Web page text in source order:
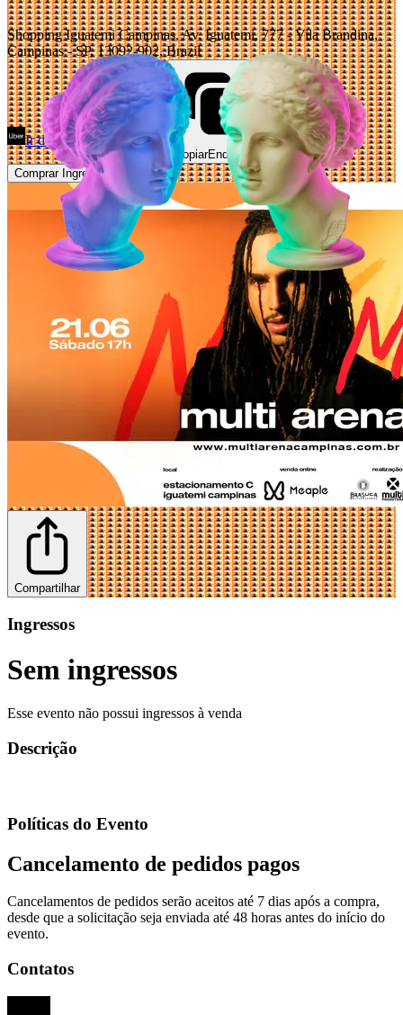
Shopping Iguatemi Campinas, Av. Iguatemi, 777 - Vila Brandina,
Campinas - SP, 13092-902, Brazil
Ir de Uber Abrir Maps
CopiarEndereço
Comprar Ingressos
Compartilhar
Ingressos
Sem ingressos
Esse evento não possui ingressos à venda
Descrição
Políticas do Evento
Cancelamento de pedidos pagos
Cancelamentos de pedidos serão aceitos até 7 dias após a compra,
desde que a solicitação seja enviada até 48 horas antes do início do
evento.
Contatos